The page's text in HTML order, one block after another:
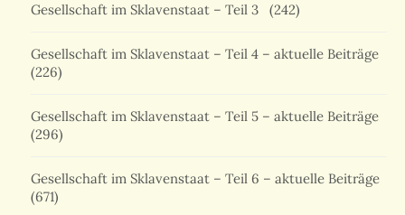
Gesellschaft im Sklavenstaat – Teil 3 (242)
Gesellschaft im Sklavenstaat – Teil 4 – aktuelle Beiträge
(226)
Gesellschaft im Sklavenstaat – Teil 5 – aktuelle Beiträge
(296)
Gesellschaft im Sklavenstaat – Teil 6 – aktuelle Beiträge
(671)